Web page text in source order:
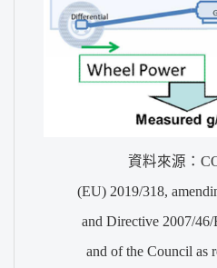
資料來源：
(EU) 2019/318,
and Directive 2007/
and of the Council as